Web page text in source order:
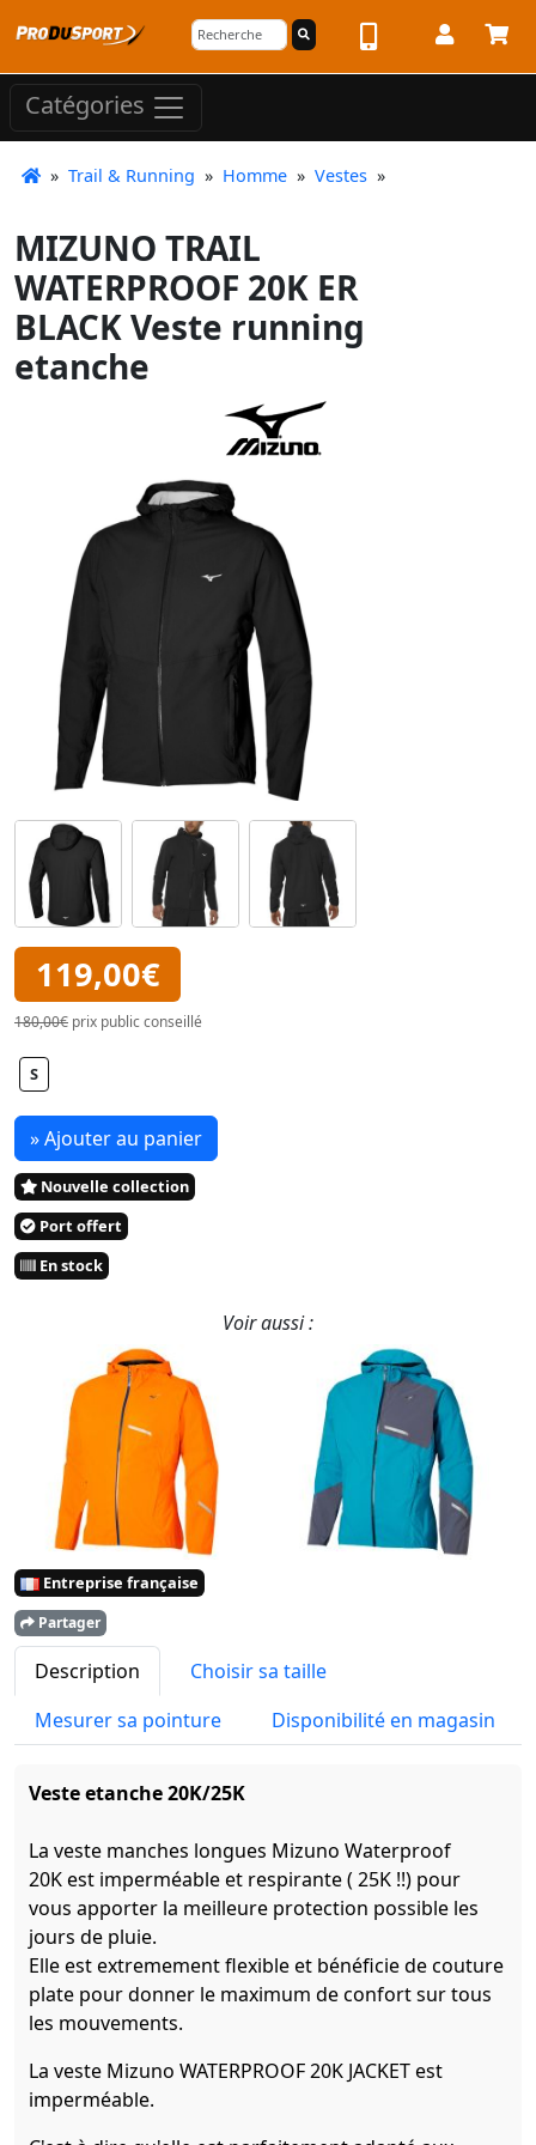
Catégories
» Trail & Running » Homme » Vestes »
MIZUNO TRAIL
WATERPROOF 20K ER
BLACK Veste running
etanche
119,00€
180,00€ prix public conseillé
S
» Ajouter au panier
Nouvelle collection
Port offert
En stock
Voir aussi :
Entreprise française
Partager
Description
Choisir sa taille
Mesurer sa pointure
Disponibilité en magasin
Veste etanche 20K/25K
La veste manches longues Mizuno Waterproof
20K est imperméable et respirante ( 25K !!) pour
vous apporter la meilleure protection possible les
jours de pluie.
Elle est extremement flexible et bénéficie de couture
plate pour donner le maximum de confort sur tous
les mouvements.
La veste Mizuno WATERPROOF 20K JACKET est
imperméable.